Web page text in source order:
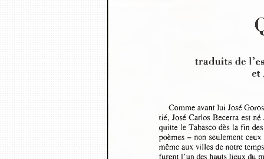
traduits de
et
Comme avant lui José
tié, José Carlos Becerra est
quitte le Tabasco dès la fin
poèmes -  non seulement
même aux villes de notre